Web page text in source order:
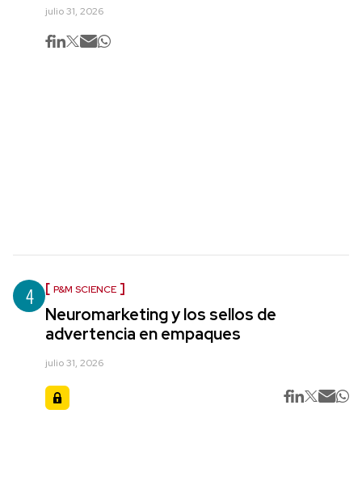
julio 31, 2026
4 P&M SCIENCE
Neuromarketing y los sellos de
advertencia en empaques
julio 31, 2026